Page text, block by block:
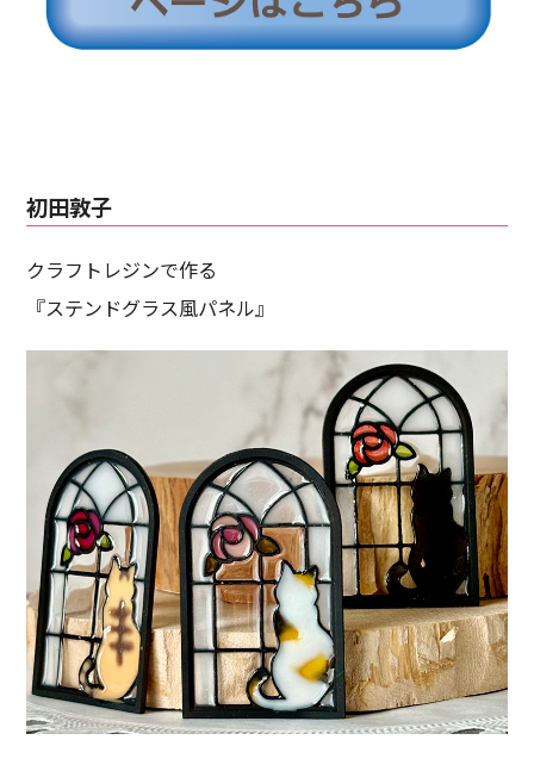
初田敦子
クラフトレジンで作る
『ステンドグラス風パネル』